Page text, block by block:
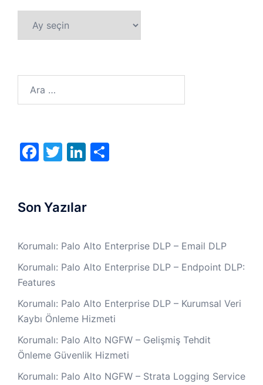
Facebook
TwitterLinkedIn
Son Yazılar
Korumalı: Palo Alto Enterprise DLP – Email DLP
Korumalı: Palo Alto Enterprise DLP – Endpoint DLP:
Features
Korumalı: Palo Alto Enterprise DLP – Kurumsal Veri
Kaybı Önleme Hizmeti
Korumalı: Palo Alto NGFW – Gelişmiş Tehdit
Önleme Güvenlik Hizmeti
Korumalı: Palo Alto NGFW – Strata Logging Service